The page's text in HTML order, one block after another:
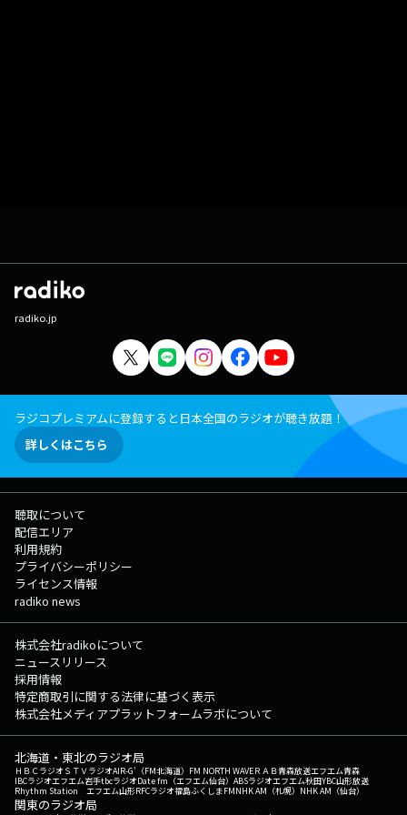
radiko.jp
ラジコプレミアムに登録すると日本全国のラジオが聴き放題！
詳しくはこちら
聴取について
配信エリア
利用規約
プライバシーポリシー
ライセンス情報
radiko news
株式会社radikoについて
ニュースリリース
採用情報
特定商取引に関する法律に基づく表示
株式会社メディアプラットフォームラボについて
北海道・東北のラジオ局
ＨＢＣラジオＳＴＶラジオAIR-G'（FM北海道） FM NORTH WAVEＲＡＢ青森放送エフエム青森
IBCラジオエフエム岩手tbcラジオDate fm（エフエム仙台） ABSラジオエフエム秋田YBC山形放送
Rhythm Station エフエム山形RFCラジオ福島ふくしまFMNHK AM（札幌） NHK AM（仙台）
関東のラジオ局